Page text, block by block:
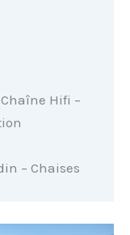
Hifi –
– Chaises